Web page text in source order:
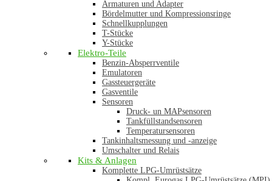
Armaturen und Adapter
Bördelmutter und Kompressionsringe
Schnellkupplungen
T-Stücke
Y-Stücke
Elektro-Teile
Benzin-Absperrventile
Emulatoren
Gassteuergeräte
Gasventile
Sensoren
Druck- un MAPsensoren
Tankfüllstandsensoren
Temperatursensoren
Tankinhaltsmessung und -anzeige
Umschalter und Relais
Kits & Anlagen
Komplette LPG-Umrüstsätze